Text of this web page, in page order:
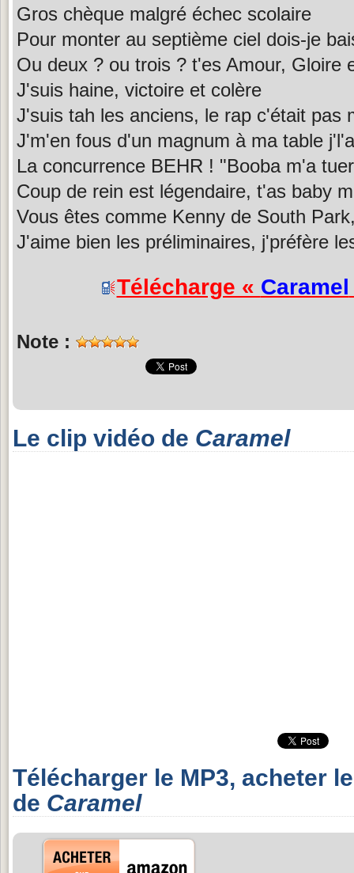
Gros chèque malgré échec scolaire
Pour monter au septième ciel dois-je
Ou deux ? ou trois ? t'es Amour, Gloire
J'suis haine, victoire et colère
J'suis tah les anciens, le rap c'était pas
J'm'en fous d'un magnum à ma table
La concurrence BEHR ! "Booba m'a
Coup de rein est légendaire, t'as baby
Vous êtes comme Kenny de South
J'aime bien les préliminaires, j'préfère
Télécharge « Caramel
Note :
Le clip vidéo de Caramel
Télécharger le MP3, acheter
de Caramel